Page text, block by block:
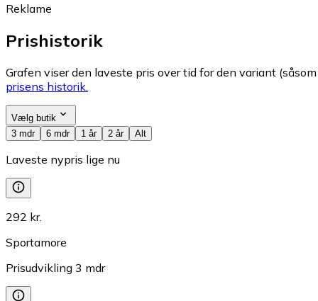
Reklame
Prishistorik
Grafen viser den laveste pris over tid for den variant
prisens historik.
Vælg butik
3 mdr
6 mdr 1 år 2 år Alt
Laveste nypris lige nu
292 kr.
Sportamore
Prisudvikling 3 mdr